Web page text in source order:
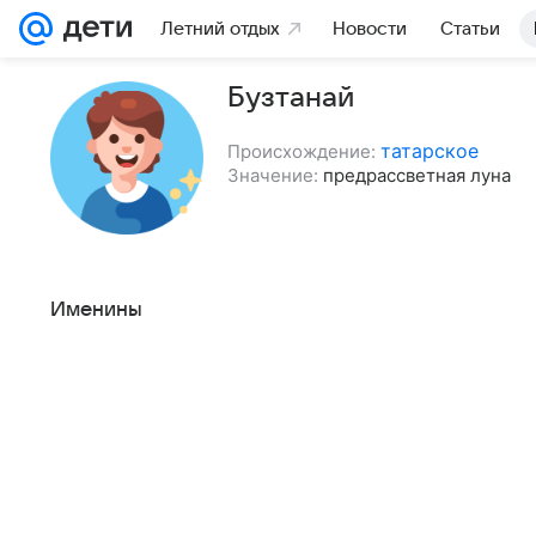
Летний отдых Новости Статьи
Бузтанай
Происхождение: татарское
Значение: предрассветная луна
Именины